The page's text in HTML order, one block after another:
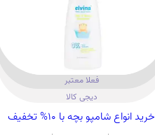
فعلا معتبر
دیجی کالا
خرید انواع شامپو بچه با 10% تخفیف